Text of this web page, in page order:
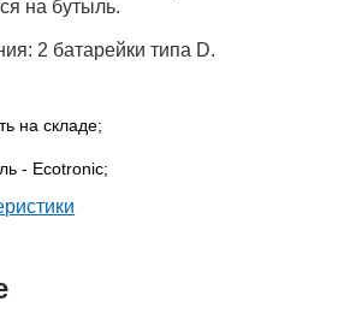
на бутыль.
2 батарейки типа D.
на складе;
- Ecotronic;